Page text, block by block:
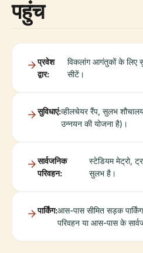
पहुंच
प्रवेश
द्वार:
विकलांग आगंतुकों के लिए
सीटें।
सुविधाएं:व्हीलचेयर रैंप, सुलभ
उन्नयन की योजना है)।
सार्वजनिक
परिवहन:
स्टेडियम मेट्रो,
सुलभ है।
पार्किंग:आस-पास सीमित सड़क
परिवहन या आस-पास के